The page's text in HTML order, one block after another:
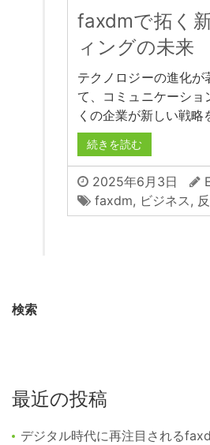
faxdmで拓く
ィングの未来
テクノロジーの進化が
て、コミュニケーショ
くの企業が新しい戦略
続きを読む
2025年6月3日
faxdm, ビジネス ,
検索
最近の投稿
デジタル時代に再注目される